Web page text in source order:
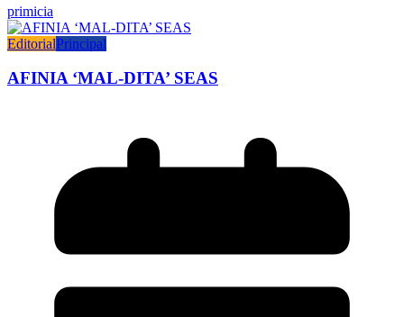
primicia
EditorialPrincipal
AFINIA ‘MAL-DITA’ SEAS